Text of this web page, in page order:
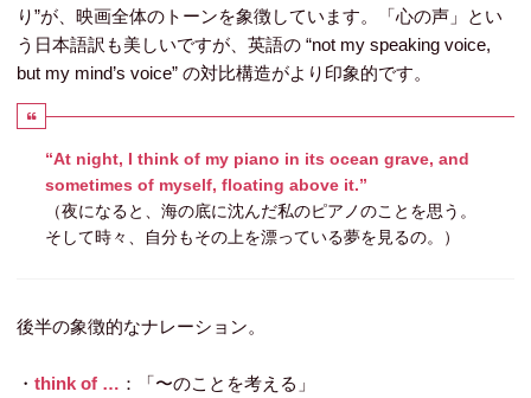
り”が、映画全体のトーンを象徴しています。「心の声」とい
う日本語訳も美しいですが、英語の “not my speaking voice,
but my mind’s voice” の対比構造がより印象的です。
“At night, I think of my piano in its ocean grave, and
sometimes of myself, floating above it.”
（夜になると、海の底に沈んだ私のピアノのことを思う。
そして時々、自分もその上を漂っている夢を見るの。）
後半の象徴的なナレーション。
・ think of … ：「〜のことを考える」